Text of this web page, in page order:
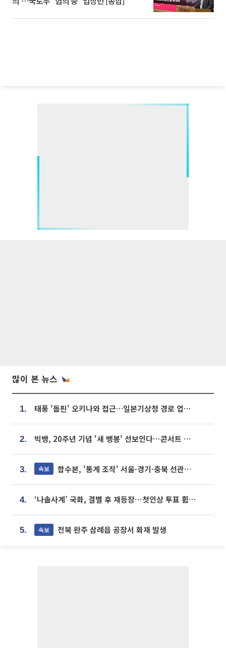
많이 본 뉴스
1. 태풍 '돌핀' 오키나와 접근…일본기상청 경로 업데이트
2. 빅뱅, 20주년 기념 '새 뱅봉' 선보인다⋯콘서트 앞두고 팝업 개최
3. 속보 합수본, '통계 조작' 서울·경기·충북 선관위 등 추가 압수수색
4. ‘나솔사계’ 국화, 결별 후 재등장⋯첫인상 투표 휩쓸고 ‘인기녀’ 등극
5. 속보 전북 완주 삼례읍 공장서 화재 발생